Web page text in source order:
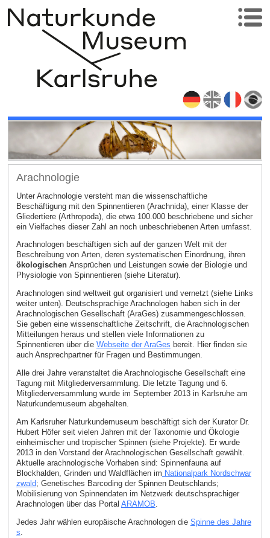
Arachnologie
Unter Arachnologie versteht man die wissenschaftliche
Beschäftigung mit den Spinnentieren (Arachnida), einer Klasse der
Gliedertiere (Arthropoda), die etwa 100.000 beschriebene und sicher
ein Vielfaches dieser Zahl an noch unbeschriebenen Arten umfasst.
Arachnologen beschäftigen sich auf der ganzen Welt mit der
Beschreibung von Arten, deren systematischen Einordnung, ihren
ökologischen Ansprüchen und Leistungen sowie der Biologie und
Physiologie von Spinnentieren (siehe Literatur).
Arachnologen sind weltweit gut organisiert und vernetzt (siehe Links
weiter unten). Deutschsprachige Arachnologen haben sich in der
Arachnologischen Gesellschaft (AraGes) zusammengeschlossen.
Sie geben eine wissenschaftliche Zeitschrift, die Arachnologischen
Mitteilungen heraus und stellen viele Informationen zu
Spinnentieren über die Webseite der AraGes bereit. Hier finden sie
auch Ansprechpartner für Fragen und Bestimmungen.
Alle drei Jahre veranstaltet die Arachnologische Gesellschaft eine
Tagung mit Mitgliederversammlung. Die letzte Tagung und 6.
Mitgliederversammlung wurde im September 2013 in Karlsruhe am
Naturkundemuseum abgehalten.
Am Karlsruher Naturkundemuseum beschäftigt sich der Kurator Dr.
Hubert Höfer seit vielen Jahren mit der Taxonomie und Ökologie
einheimischer und tropischer Spinnen (siehe Projekte). Er wurde
2013 in den Vorstand der Arachnologischen Gesellschaft gewählt.
Aktuelle arachnologische Vorhaben sind: Spinnenfauna auf
Blockhalden, Grinden und Waldflächen im Nationalpark Nordschwar
zwald; Genetisches Barcoding der Spinnen Deutschlands;
Mobilisierung von Spinnendaten im Netzwerk deutschsprachiger
Arachnologen über das Portal ARAMOB
Jedes Jahr wählen europäische Arachnologen die Spinne des Jahre
s